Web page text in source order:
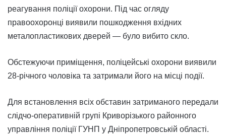
реагування поліції охорони. Під час огляду
правоохоронці виявили пошкодження вхідних
металопластикових дверей — було вибито скло.
Обстежуючи приміщення, поліцейські охорони виявили
28-річного чоловіка та затримали його на місці події.
Для встановлення всіх обставин затриманого передали
слідчо-оперативній групі Криворізького районного
управління поліції ГУНП у Дніпропетровській області.